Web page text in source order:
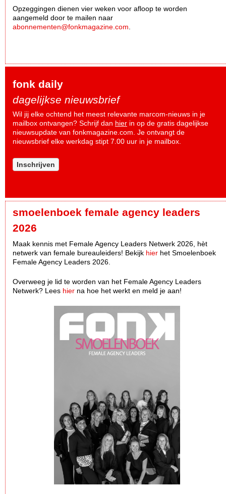
Opzeggingen dienen vier weken voor afloop te worden
aangemeld door te mailen naar
abonnementen@fonkmagazine.com.
fonk daily
dagelijkse nieuwsbrief
Wil jij elke ochtend het meest relevante marcom-nieuws in je
mailbox ontvangen? Schrijf dan hier in op de gratis dagelijkse
nieuwsupdate van fonkmagazine.com. Je ontvangt de
nieuwsbrief elke werkdag stipt 7.00 uur in je mailbox.
Inschrijven
smoelenboek female agency leaders
2026
Maak kennis met Female Agency Leaders Netwerk 2026, hèt
netwerk van female bureauleiders! Bekijk hier het Smoelenboek
Female Agency Leaders 2026.
Overweeg je lid te worden van het Female Agency Leaders
Netwerk? Lees hier na hoe het werkt en meld je aan!